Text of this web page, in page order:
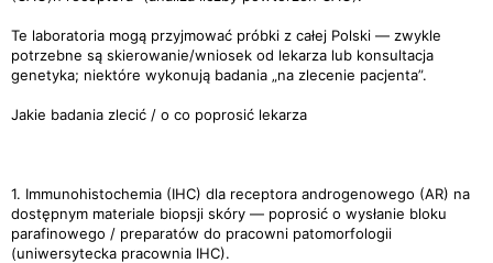
Te laboratoria mogą przyjmować próbki z całej Polski — zwykle
potrzebne są skierowanie/wniosek od lekarza lub konsultacja
genetyka; niektóre wykonują badania „na zlecenie pacjenta”.
Jakie badania zlecić / o co poprosić lekarza
1. Immunohistochemia (IHC) dla receptora androgenowego (AR) na
dostępnym materiale biopsji skóry — poprosić o wysłanie bloku
parafinowego / preparatów do pracowni patomorfologii
(uniwersytecka pracownia IHC).